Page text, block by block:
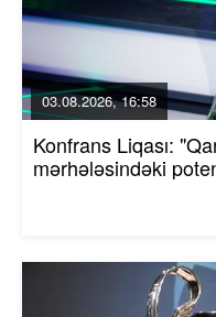
03.08.2026, 16:58
Konfrans Liqası:
mərhələsindəki